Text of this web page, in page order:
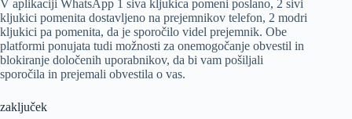
V aplikaciji WhatsApp 1 siva kljukica pomeni poslano, 2 sivi
kljukici pomenita dostavljeno na prejemnikov telefon, 2 modri
kljukici pa pomenita, da je sporočilo videl prejemnik. Obe
platformi ponujata tudi možnosti za onemogočanje obvestil in
blokiranje določenih uporabnikov, da bi vam pošiljali
sporočila in prejemali obvestila o vas.
zaključek